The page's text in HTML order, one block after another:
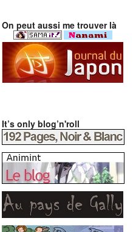
On peut aussi me trouver là
It’s only blog’n'roll